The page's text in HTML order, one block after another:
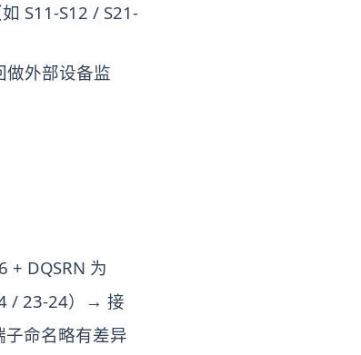
S11-S12 / S21-
外部设备监
+ DQSRN 为
/ 23-24）→ 接
命名略有差异